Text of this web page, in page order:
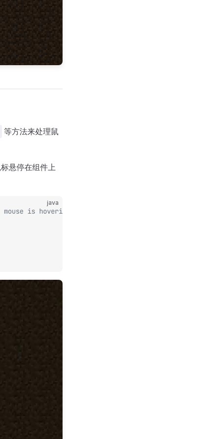
等方法来处理鼠
悬停在组件上
java
is hovering over the widget.